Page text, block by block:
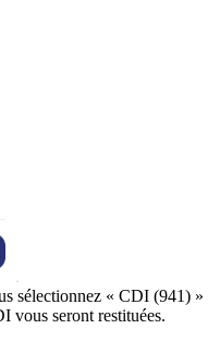
sélectionnez « CDI (941) »
vous seront restituées.